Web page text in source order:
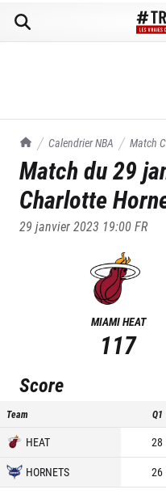
TrashTalk Actu NBA
Calendrier NBA Match
29/01/2023
Match du29
Charlotte
29 janvier 2023 19:00FR
MIAMI HEAT
117
Score
Team Q1
HEAT 28
HORNETS
26